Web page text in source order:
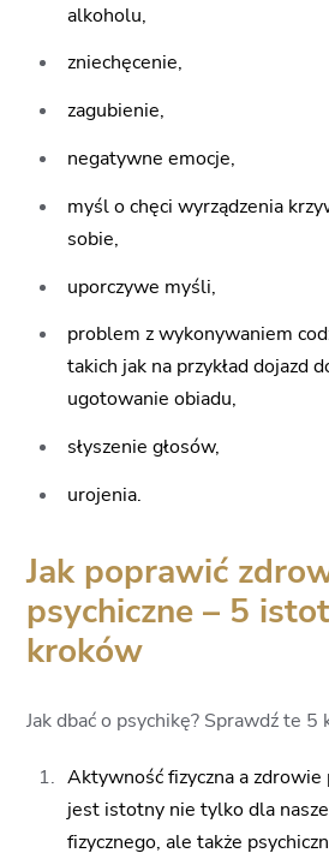
alkoholu,
zniechęcenie,
zagubienie,
negatywne emocje,
myśl o chęci wyrządzenia
sobie,
uporczywe myśli,
problem z wykonywaniem
takich jak na przykład dojazd
ugotowanie obiadu,
słyszenie głosów,
urojenia.
Jak poprawić
psychiczne – 5
kroków
Jak dbać o psychikę? Sprawdź te 5
Aktywność fizyczna a zdrowie
jest istotny nie tylko dla
fizycznego, ale także